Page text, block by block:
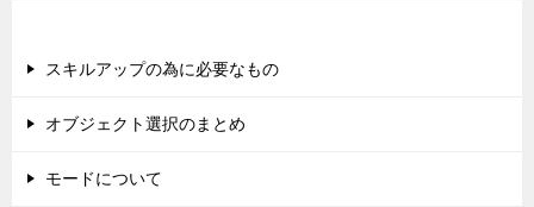
ョ
スキルアップの為に必要なもの
オブジェクト選択のまとめ
モードについて